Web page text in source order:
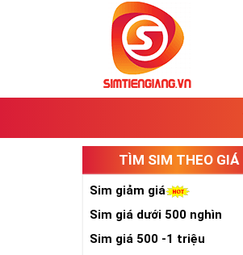
TÌM SIM THEO GIÁ
Sim giảm giá
Sim giá dưới 500 nghìn
Sim giá 500 -1 triệu